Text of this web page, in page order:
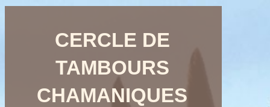
CERCLE DE
TAMBOURS
CHAMANIQUES